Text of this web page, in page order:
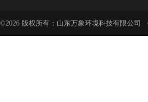
©2026 版权所有：山东万象环境科技有限公司